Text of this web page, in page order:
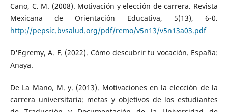
Cano, C. M. (2008). Motivación y elección de carrera. Revista
Mexicana de Orientación Educativa, 5(13), 6-0.
http://pepsic.bvsalud.org/pdf/remo/v5n13/v5n13a03.pdf
D'Egremy, A. F. (2022). Cómo descubrir tu vocación. España:
Anaya.
De La Mano, M. y. (2013). Motivaciones en la elección de la
carrera universitaria: metas y objetivos de los estudiantes